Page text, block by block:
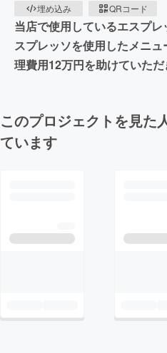
埋め込み QRコード
当店で使用しているエスプ
スプレッソを使用したメニ
理費用12万円を助けていただ
このプロジェクトを見た
ています